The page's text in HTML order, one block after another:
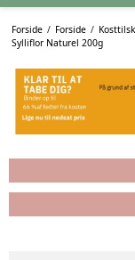
Forside / Forside /
Sylliflor Naturel 200g